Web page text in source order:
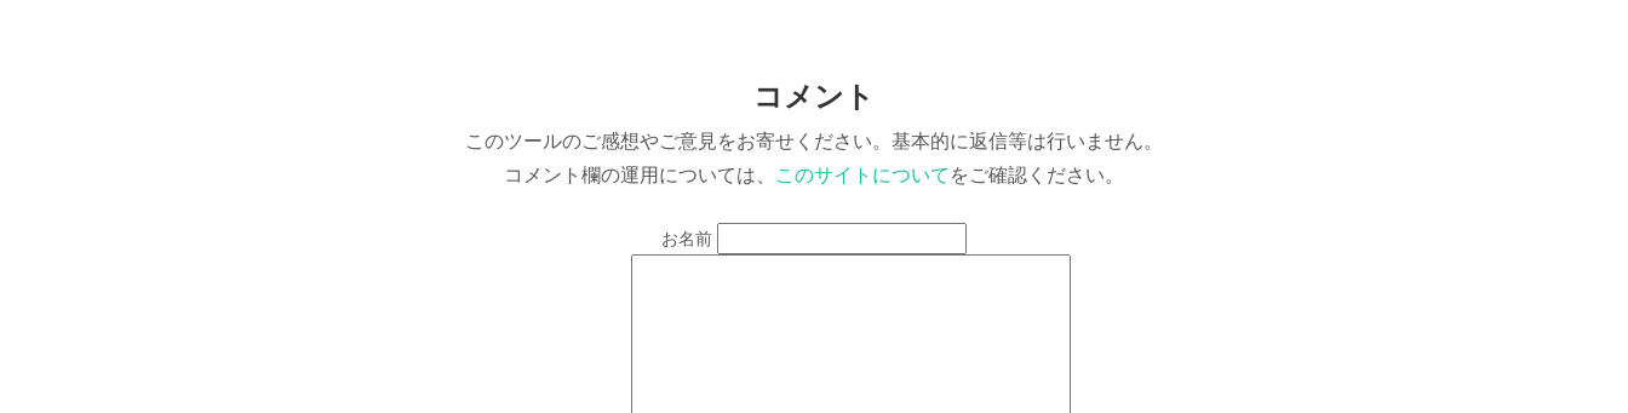
コメント
このツールのご感想やご意見をお寄せください。基本的に返信等は行いません。
コメント欄の運用については、
このサイトについて をご確認ください。
お名前